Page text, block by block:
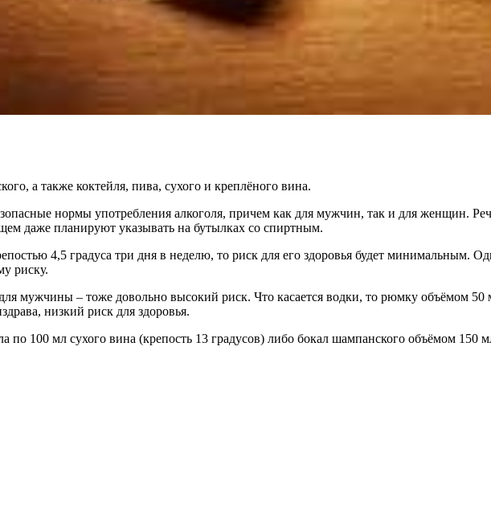
а также коктейля, пива, сухого и креплёного вина.
нормы употребления алкоголя, причем как для мужчин, так и для женщин.
даже планируют указывать на бутылках со спиртным.
4,5 градуса три дня в неделю, то риск для его здоровья будет минимальным.
риску.
мужчины – тоже довольно высокий риск. Что касается водки, то рюмку объёмом
низкий риск для здоровья.
100 мл сухого вина (крепость 13 градусов) либо бокал шампанского объёмом 150